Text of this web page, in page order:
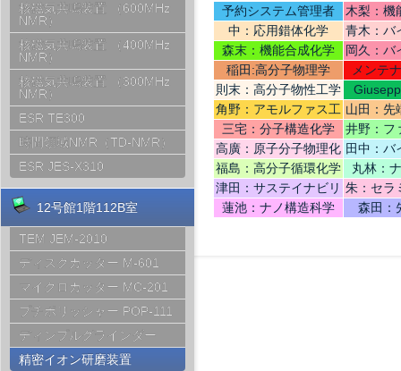
核磁気共鳴装置 （600MHz
NMR）
核磁気共鳴装置 （400MHz
NMR）
核磁気共鳴装置 （300MHz
NMR）
ESR TE300
時間領域NMR（TD-NMR）
ESR JES-X310
12号館1階112B室
TEM JEM-2010
ディスクカッター M-601
マイクロカッター MC-201
プチポリッシャー POP-111
ディンプルグラインダー
精密イオン研磨装置
予約システム管理者
木梨：機
中：応用錯体化学
青木：バ
テリ
森末：機能合成化学
岡久：バ
稲田:高分子物理学
メンテ
則末：高分子物性工学
角野：アモルファス工
学
山田：先
機
三宅：分子構造化学
井野：フ
高廣：原子分子物理化
学
田中：バ
福島：高分子循環化学
丸林：
津田：サステイナビリ
ティデザイン
朱：セラ
蓮池：ナノ構造科学
森田：